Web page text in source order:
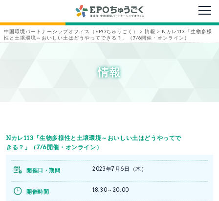
メニ
中国環境パートナーシップオフィス（EPOちゅうごく） > 情報 > Nカレ113「生物多様
性と土壌環境～おいしい土はどうやってできる？」（7/6開催・オンライン）
情報
Nカレ113「生物多様性と土壌環境～おいしい土はどうやってで
きる？」（7/6開催・オンライン）
開催日・期間 2023年7月6日（木）
開催時間 18:30～20:00